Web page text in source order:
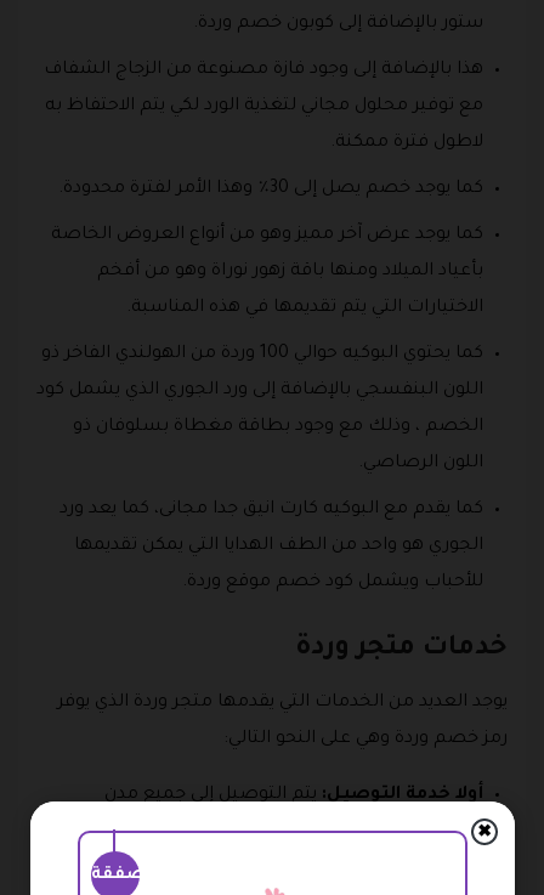
ستور بالإضافة إلى كوبون خصم وردة.
هذا بالإضافة إلى وجود فازة مصنوعة من الزجاج الشفاف
مع توفير محلول مجاني لتغذية الورد لكي يتم الاحتفاظ به
لاطول فترة ممكنة.
كما يوجد خصم يصل إلى 30٪ وهذا الأمر لفترة محدودة.
كما يوجد عرض آخر مميز وهو من أنواع العروض الخاصة
بأعياد الميلاد ومنها باقة زهور نوراة وهو من أفخم
الاختيارات التي يتم تقديمها في هذه المناسبة.
كما يحتوي البوكيه حوالي 100 وردة من الهولندي الفاخر ذو
اللون البنفسجي بالإضافة إلى ورد الجوري الذي يشمل كود
الخصم ، وذلك مع وجود بطاقة مغطاة بسلوفان ذو
اللون الرصاصي.
كما يقدم مع البوكيه كارت انيق جدا مجانى، كما يعد ورد
الجوري هو واحد من الطف الهدايا التي يمكن تقديمها
للأحباب ويشمل كود خصم موقع وردة.
خدمات متجر وردة
يوجد العديد من الخدمات التي يقدمها متجر وردة الذي يوفر
رمز خصم وردة وهي على النحو التالي:
أولا خدمة التوصيل: يتم التوصيل إلى جميع مدن
المملكة العربية السعودية بسرعة قياسية وجودة ولا
صفقة
✖